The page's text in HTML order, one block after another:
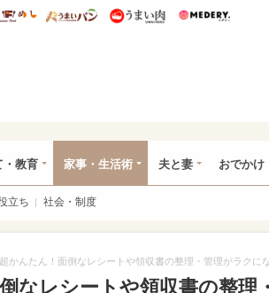
ィズニー特集
うまいめし うまいパン うまい肉
・教育 家事・生活術 夫と妻 おでかけ
立ち 社会・制度
超かんたん！面倒なレシートや領収書の整理・管理がラクに
なレシートや領収書の整理